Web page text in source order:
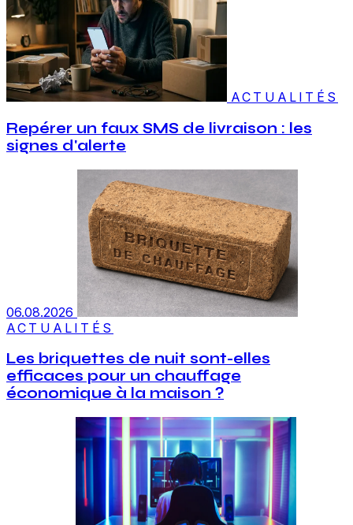
ACTUALITÉS
Repérer un faux SMS de livraison : les
signes d'alerte
06.08.2026
ACTUALITÉS
Les briquettes de nuit sont-elles
efficaces pour un chauffage
économique à la maison ?